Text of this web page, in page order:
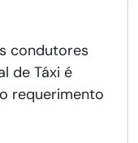
condutores
de Táxi é
requerimento